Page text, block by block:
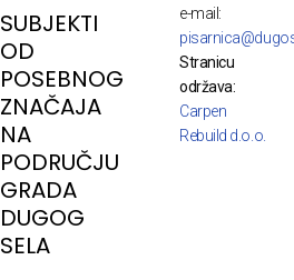
SUBJEKTI
OD
POSEBNOG
ZNAČAJA
NA
PODRUČJU
GRADA
DUGOG
SELA
e-mail:
Stranicu
održava:
Carpen
Rebuild d.o.o.